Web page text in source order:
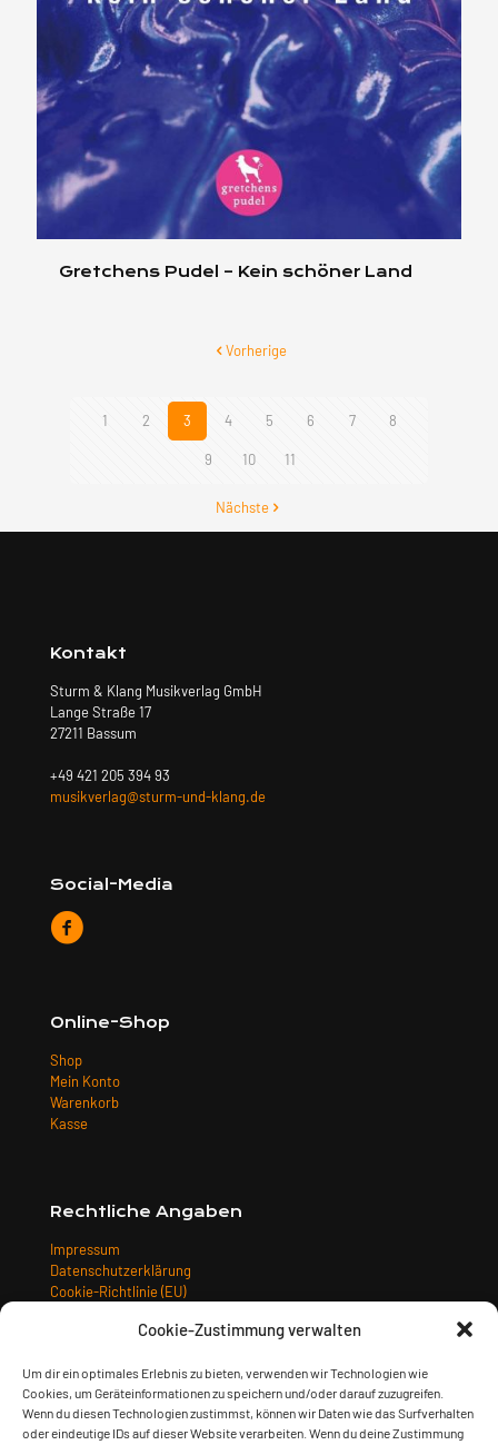
Cookie-Zustimmung verwalten
Um dir ein optimales Erlebnis zu bieten, verwenden wir Technologien wie
Cookies, um Geräteinformationen zu speichern und/oder darauf zuzugreifen.
Wenn du diesen Technologien zustimmst, können wir Daten wie das Surfverhalten
oder eindeutige IDs auf dieser Website verarbeiten. Wenn du deine Zustimmung
Gretchens Pudel – Kein schöner Land
Vorherige
1 2 3 4 5 6 7 8
9 10 11
Nächste
Kontakt
Sturm & Klang Musikverlag GmbH
Lange Straße 17
27211 Bassum
+49 421 205 394 93
musikverlag@sturm-und-klang.de
Social-Media
Online-Shop
Shop
Mein Konto
Warenkorb
Kasse
Rechtliche Angaben
Impressum
Datenschutzerklärung
Cookie-Richtlinie (EU)
Widerrufsbelehrung
Zahlungsarten